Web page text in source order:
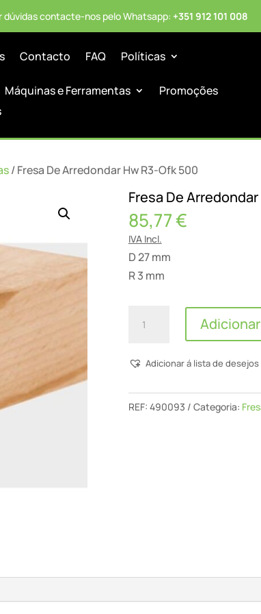
dúvidas contacte-nos pelo Whatsapp: +351 912 101 008
Contacto FAQ Políticas
Máquinas e Ferramentas
Promoções
/ Fresa De Arredondar Hw R3-Ofk 500
Fresa De
85,77€
IVA Incl.
D 27 mm
R 3 mm
Quantidade
De
Hw
Adicionar
Adicionar á lista de desejos
REF: 490093 Categoria: